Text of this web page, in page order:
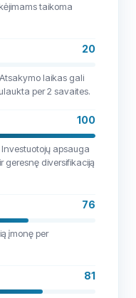
taikoma
20
laikas gali
per 2 savaites.
100
apsauga
geresnę diversifikaciją
76
įmonę per
81